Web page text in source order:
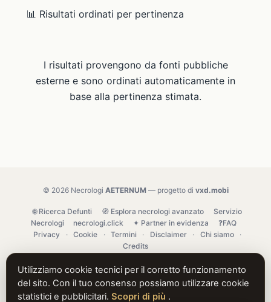
📊 Risultati ordinati per pertinenza
I risultati provengono da fonti pubbliche
esterne e sono ordinati automaticamente in
base alla pertinenza stimata.
© 2026 Necrologi AETERNUM— progetto di vxd.mobi
🌐 Ricerca Defunti 🧭 Esplora necrologi avanzato
Servizio
Necrologi
necrologi.click ✦ Partner in evidenza
❓FAQ
Privacy
· Cookie · Termini · Disclaimer · Chi siamo
·
Credits
Utilizziamo cookie tecnici per il corretto funzionamento
del sito. Con il tuo consenso possiamo utilizzare cookie
statistici e pubblicitari. Scopri di più .